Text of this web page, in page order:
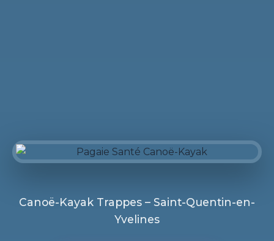
Canoë-Kayak Trappes – Saint-Quentin-en-
Yvelines